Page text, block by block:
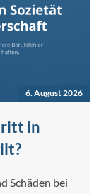
6. August 2026
in
Schäden bei